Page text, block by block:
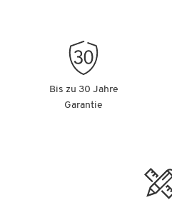
Bis zu 30 Jahre
Garantie